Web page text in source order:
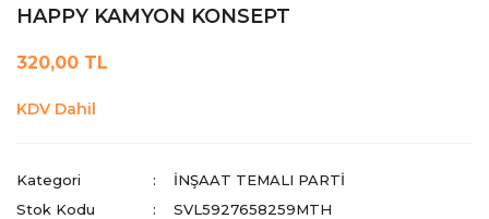
HAPPY KAMYON KONSEPT
320,00 TL
KDV Dahil
Kategori
İNŞAAT TEMALI PARTI
Stok Kodu
SVL5927658259MTH